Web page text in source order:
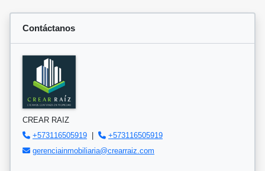
Contáctanos
CREAR RAIZ
+573116505919
+573116505919
gerenciainmobiliaria@crearraiz.com